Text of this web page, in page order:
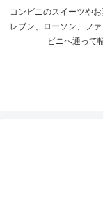
コンビニのスイーツや
レブン、ローソン、フ
ビニへ通って